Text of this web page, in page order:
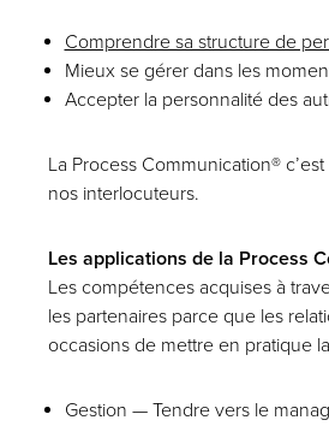
Comprendre sa structure de
Mieux se gérer dans les
Accepter la personnalité des
La Process Communication®
nos interlocuteurs.
Les applications de la Process
Les compétences acquises à
les partenaires parce que les
occasions de mettre en pratique
Gestion — Tendre vers le